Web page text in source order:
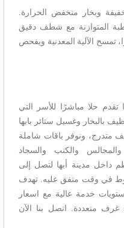
وبخار منخفض الحرارة.
المتوازنة مع شطف دقيق
تمسح الآلية المعدنية ويفحص
حلا مباشرًا للأسر التي
بالبخار وغسيل ستائر بابها
متدرج، ونوفر باقات شاملة
والكنب والسجاد
داخل مدينة أبها لتصل إلى
في وقت متفق عليه. تهدف
خدمة عالية مع اسعار
متعددة. اتصل بنا الآن